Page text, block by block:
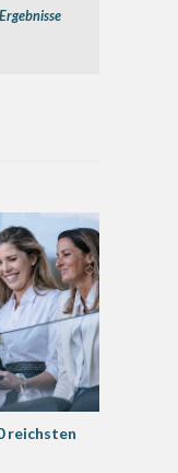
Ergebnisse
reichsten